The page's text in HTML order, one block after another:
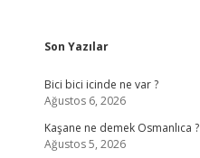
Sidebar
Son Yazılar
Bici bici icinde ne var ?
Ağustos 6, 2026
Kaşane ne demek Osmanlıca ?
Ağustos 5, 2026